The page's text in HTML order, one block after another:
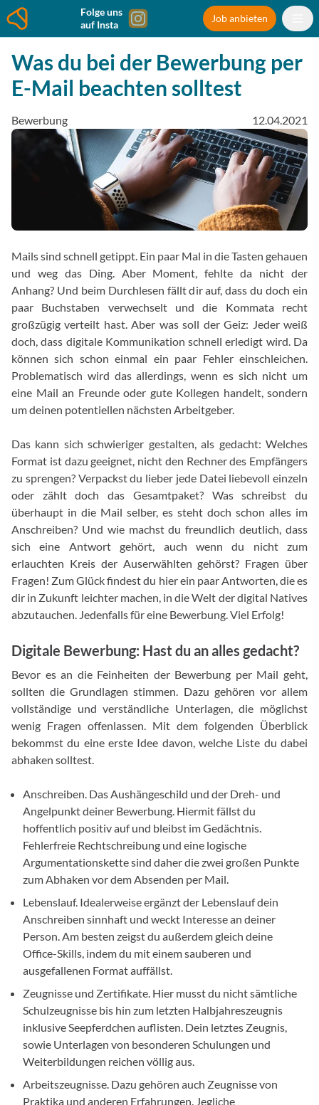
Folge uns
auf Insta
Job anbieten
Was du bei der Bewerbung per
E-Mail beachten solltest
Bewerbung 12.04.2021
Mails sind schnell getippt. Ein paar Mal in die Tasten gehauen
und weg das Ding. Aber Moment, fehlte da nicht der
Anhang? Und beim Durchlesen fällt dir auf, dass du doch ein
paar Buchstaben verwechselt und die Kommata recht
großzügig verteilt hast. Aber was soll der Geiz: Jeder weiß
doch, dass digitale Kommunikation schnell erledigt wird. Da
können sich schon einmal ein paar Fehler einschleichen.
Problematisch wird das allerdings, wenn es sich nicht um
eine Mail an Freunde oder gute Kollegen handelt, sondern
um deinen potentiellen nächsten Arbeitgeber.
Das kann sich schwieriger gestalten, als gedacht: Welches
Format ist dazu geeignet, nicht den Rechner des Empfängers
zu sprengen? Verpackst du lieber jede Datei liebevoll einzeln
oder zählt doch das Gesamtpaket? Was schreibst du
überhaupt in die Mail selber, es steht doch schon alles im
Anschreiben? Und wie machst du freundlich deutlich, dass
sich eine Antwort gehört, auch wenn du nicht zum
erlauchten Kreis der Auserwählten gehörst? Fragen über
Fragen! Zum Glück findest du hier ein paar Antworten, die es
dir in Zukunft leichter machen, in die Welt der digital Natives
abzutauchen. Jedenfalls für eine Bewerbung. Viel Erfolg!
Digitale Bewerbung: Hast du an alles gedacht?
Bevor es an die Feinheiten der Bewerbung per Mail geht,
sollten die Grundlagen stimmen. Dazu gehören vor allem
vollständige und verständliche Unterlagen, die möglichst
wenig Fragen offenlassen. Mit dem folgenden Überblick
bekommst du eine erste Idee davon, welche Liste du dabei
abhaken solltest.
Anschreiben. Das Aushängeschild und der Dreh- und
Angelpunkt deiner Bewerbung. Hiermit fällst du
hoffentlich positiv auf und bleibst im Gedächtnis.
Fehlerfreie Rechtschreibung und eine logische
Argumentationskette sind daher die zwei großen Punkte
zum Abhaken vor dem Absenden per Mail.
Lebenslauf. Idealerweise ergänzt der Lebenslauf dein
Anschreiben sinnhaft und weckt Interesse an deiner
Person. Am besten zeigst du außerdem gleich deine
Office-Skills, indem du mit einem sauberen und
ausgefallenen Format auffällst.
Zeugnisse und Zertifikate. Hier musst du nicht sämtliche
Schulzeugnisse bis hin zum letzten Halbjahreszeugnis
inklusive Seepferdchen auflisten. Dein letztes Zeugnis,
sowie Unterlagen von besonderen Schulungen und
Weiterbildungen reichen völlig aus.
Arbeitszeugnisse. Dazu gehören auch Zeugnisse von
Praktika und anderen Erfahrungen. Jegliche